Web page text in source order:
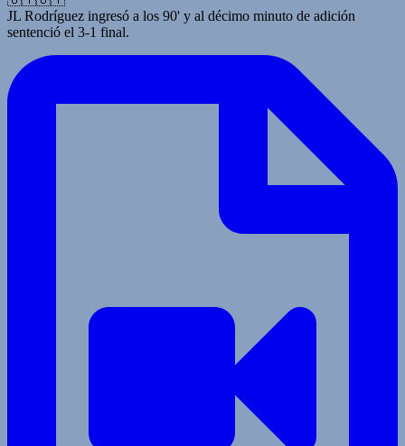
JL Rodríguez ingresó a los 90' y al décimo minuto de adición
sentenció el 3-1 final.